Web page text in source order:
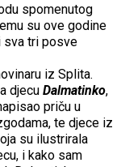
spomenutog
su ove godine
sva tri posve
iz Splita.
djecu Dalmatinko,
priču u
te djece iz
su ilustrirala
i kako sam